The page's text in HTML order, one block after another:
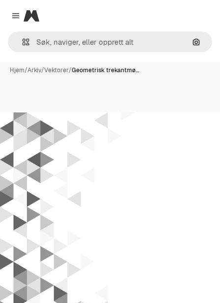
Close menu
Magnific
Søk
Hjem/Arkiv/Vektorer/Geometrisk trekantmø…